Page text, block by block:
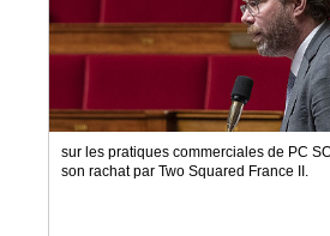
sur les pratiques commerciales de PC
son rachat par Two Squared France II.